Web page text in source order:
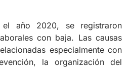
el año 2020, se registraron
con baja. Las causas
especialmente con
la organización del